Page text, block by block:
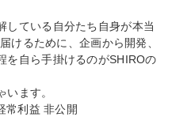
している自分たち自身が本当
けるために、企画から開発、
を自ら手掛けるのがSHIROの
ます。
常利益 非公開